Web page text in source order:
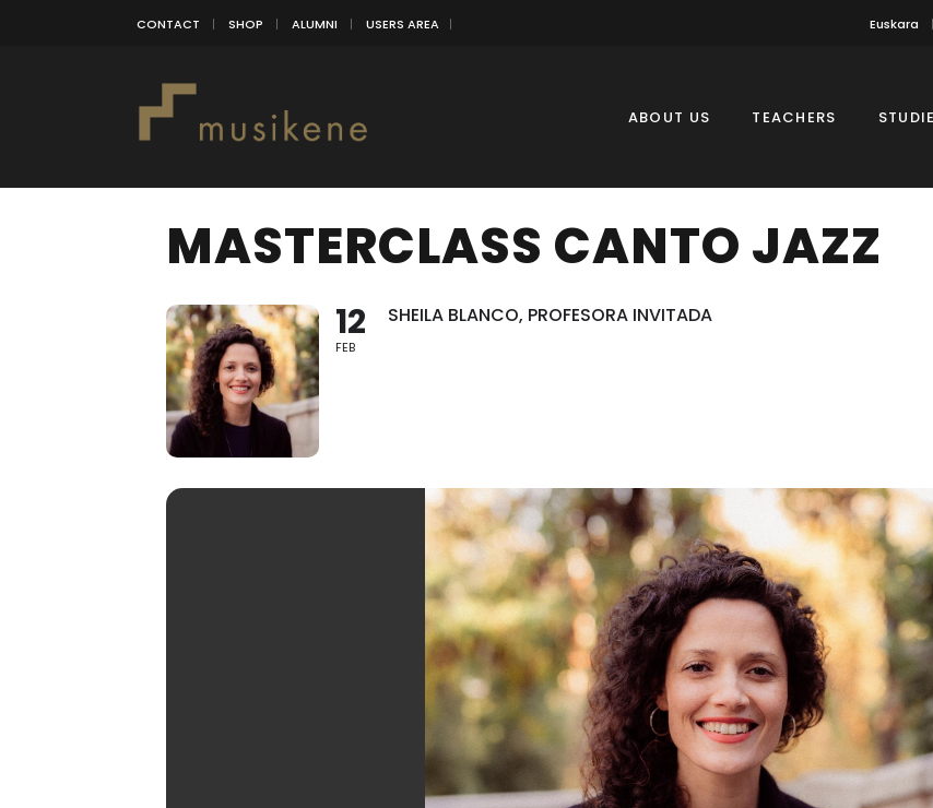
CONTACT SHOP ALUMNI USERS AREA Euskara
ABOUT US TEACHERS
MASTERCLASS CANTO JAZZ
12
FEB
SHEILA BLANCO, PROFESORA INVITADA